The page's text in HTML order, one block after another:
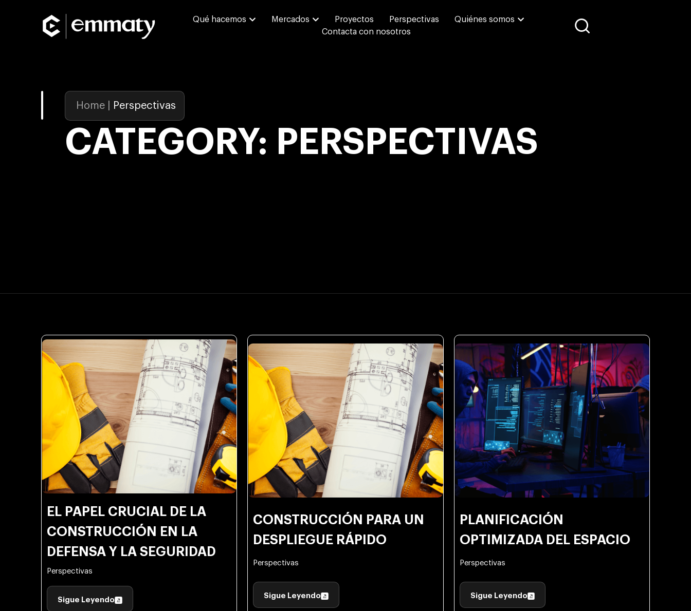
Qué hacemos Mercados Proyectos Perspectivas
Quiénes somos
Contacta con nosotros
Home Perspectivas
CATEGORY: PERSPECTIVAS
EL PAPEL CRUCIAL DE LA
CONSTRUCCIÓN EN LA
DEFENSA Y LA SEGURIDAD
Perspectivas
Sigue Leyendo
CONSTRUCCIÓN PARA UN
DESPLIEGUE RÁPIDO
Perspectivas
Sigue Leyendo
PLANIFICACIÓN
OPTIMIZADA DEL ESPACIO
Perspectivas
Sigue Leyendo